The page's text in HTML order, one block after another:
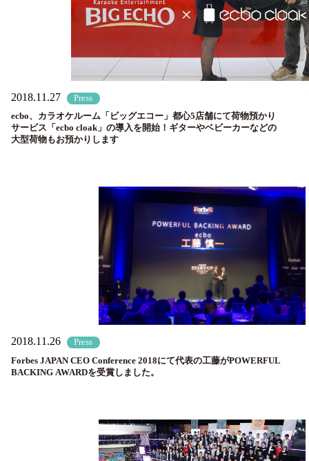
2018.11.27
Press
ecbo、カラオケルーム「ビッグエコー」都心5店舗にて荷物預かり
サービス「ecbo cloak」の導入を開始！ギターやベビーカーなどの
大型荷物もお預かりします
2018.11.26
Press
Forbes JAPAN CEO Conference 2018にて代表の工藤がPOWERFUL
BACKING AWARDを受賞しました。